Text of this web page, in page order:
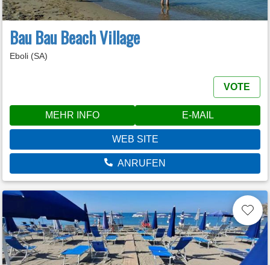
Bau Bau Beach Village
Eboli (SA)
VOTE
MEHR INFO E-MAIL
WEB SITE
ANRUFEN